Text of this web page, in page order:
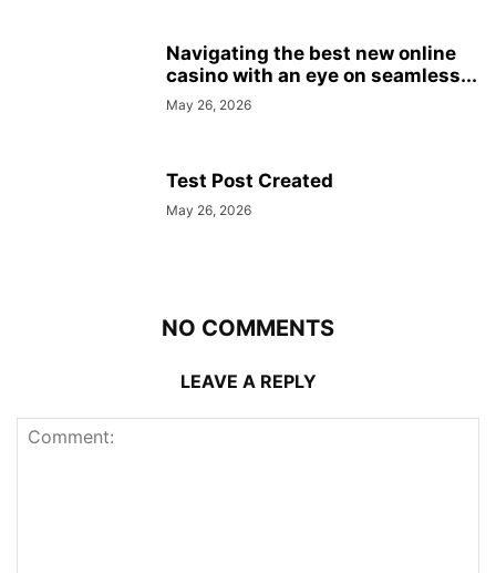
Navigating the best new online
casino with an eye on seamless...
May 26, 2026
Test Post Created
May 26, 2026
NO COMMENTS
LEAVE A REPLY